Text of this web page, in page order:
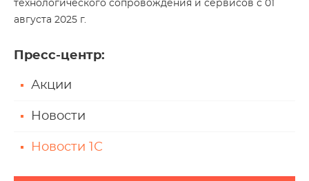
технологического сопровождения и сервисов с 01
августа 2025 г.
Пресс-центр:
Акции
Новости
Новости 1С